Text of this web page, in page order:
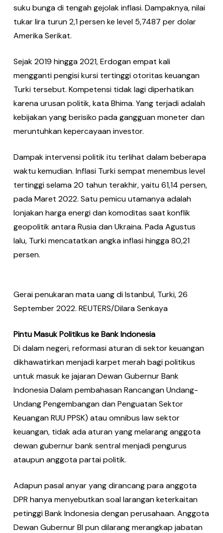
suku bunga di tengah gejolak inflasi. Dampaknya, nilai
tukar lira turun 2,1 persen ke level 5,7487 per dolar
Amerika Serikat.
Sejak 2019 hingga 2021, Erdogan empat kali
mengganti pengisi kursi tertinggi otoritas keuangan
Turki tersebut. Kompetensi tidak lagi diperhatikan
karena urusan politik, kata Bhima. Yang terjadi adalah
kebijakan yang berisiko pada gangguan moneter dan
meruntuhkan kepercayaan investor.
Dampak intervensi politik itu terlihat dalam beberapa
waktu kemudian. Inflasi Turki sempat menembus level
tertinggi selama 20 tahun terakhir, yaitu 61,14 persen,
pada Maret 2022. Satu pemicu utamanya adalah
lonjakan harga energi dan komoditas saat konflik
geopolitik antara Rusia dan Ukraina. Pada Agustus
lalu, Turki mencatatkan angka inflasi hingga 80,21
persen.
Gerai penukaran mata uang di Istanbul, Turki, 26
September 2022. REUTERS/Dilara Senkaya
Pintu Masuk Politikus ke Bank Indonesia
Di dalam negeri, reformasi aturan di sektor keuangan
dikhawatirkan menjadi karpet merah bagi politikus
untuk masuk ke jajaran Dewan Gubernur Bank
Indonesia Dalam pembahasan Rancangan Undang-
Undang Pengembangan dan Penguatan Sektor
Keuangan RUU PPSK) atau omnibus law sektor
keuangan, tidak ada aturan yang melarang anggota
dewan gubernur bank sentral menjadi pengurus
ataupun anggota partai politik.
Adapun pasal anyar yang dirancang para anggota
DPR hanya menyebutkan soal larangan keterkaitan
petinggi Bank Indonesia dengan perusahaan. Anggota
Dewan Gubernur BI pun dilarang merangkap jabatan